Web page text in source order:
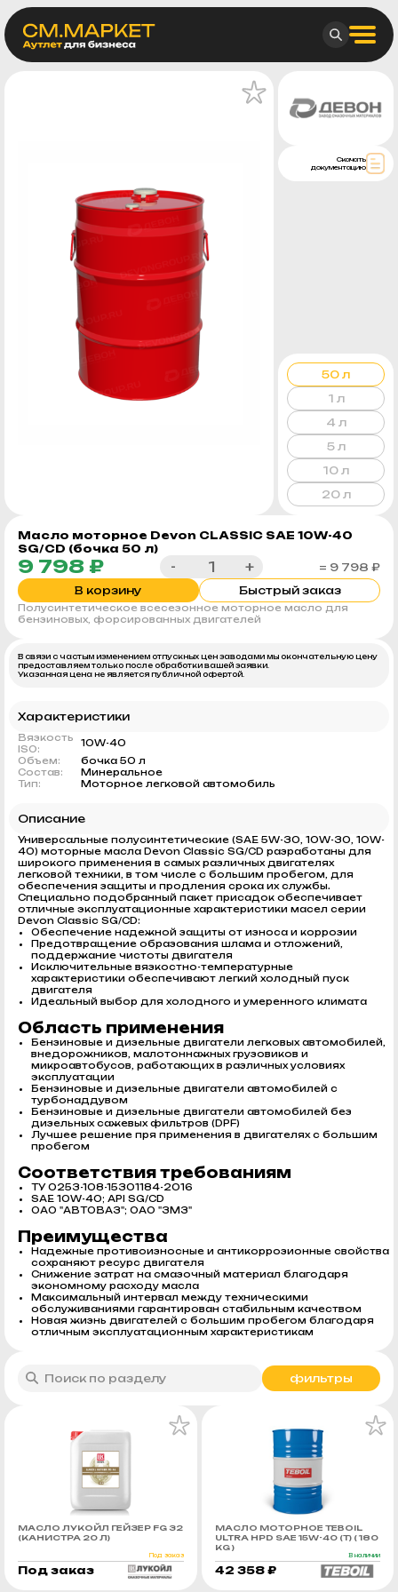
Масло моторное Devon CLASSIC SAE 10W-40
SG/CD (бочка 50 л)
9 798 ₽ - +
= 9 798 ₽
В корзину
Быстрый заказ
Полусинтетическое всесезонное моторное масло для
бензиновых, форсированных двигателей
Скачать
документацию
50 л
1 л
4 л
5 л
10 л
20 л
В связи с частым изменением отпускных цен заводами мы окончательную цену
предоставляем только после обработки вашей заявки.
Указанная цена не является публичной офертой.
Характеристики
Вязкость
ISO:
10W-40
Объем:
бочка 50 л
Состав:
Минеральное
Тип:
Моторное легковой автомобиль
Описание
Универсальные полусинтетические (SAE 5W-30, 10W-30, 10W-
40) моторные масла Devon Classic SG/CD разработаны для
широкого применения в самых различных двигателях
легковой техники, в том числе с большим пробегом, для
обеспечения защиты и продления срока их службы.
Специально подобранный пакет присадок обеспечивает
отличные эксплуатационные характеристики масел серии
Devon Classic SG/CD:
Обеспечение надежной защиты от износа и коррозии
Предотвращение образования шлама и отложений,
поддержание чистоты двигателя
Исключительные вязкостно-температурные
характеристики обеспечивают легкий холодный пуск
двигателя
Идеальный выбор для холодного и умеренного климата
Область применения
Бензиновые и дизельные двигатели легковых автомобилей,
внедорожников, малотоннажных грузовиков и
микроавтобусов, работающих в различных условиях
эксплуатации
Бензиновые и дизельные двигатели автомобилей с
турбонаддувом
Бензиновые и дизельные двигатели автомобилей без
дизельных сажевых фильтров (DPF)
Лучшее решение пря применения в двигателях с большим
пробегом
Соответствия требованиям
ТУ 0253-108-15301184-2016
SAE 10W-40; API SG/CD
ОАО "АВТОВАЗ"; ОАО "ЗМЗ"
Преимущества
Надежные противоизносные и антикоррозионные свойства
сохраняют ресурс двигателя
Снижение затрат на смазочный материал благодаря
экономному расходу масла
Максимальный интервал между техническими
обслуживаниями гарантирован стабильным качеством
Новая жизнь двигателей с большим пробегом благодаря
отличным эксплуатационным характеристикам
фильтры
МАСЛО ЛУКОЙЛ ГЕЙЗЕР FG 32
(КАНИСТРА 20 Л)
Под заказ
Под заказ
МАСЛО МОТОРНОЕ TEBOIL
ULTRA HPD SAE 15W-40 (Т) ( 180
KG )
В наличии
42 358 ₽